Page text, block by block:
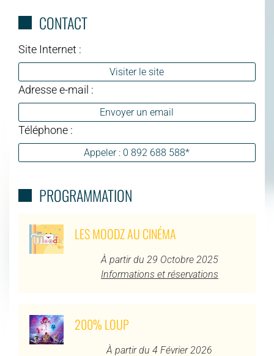
CONTACT
Site Internet :
Visiter le site
Adresse e-mail :
Envoyer un email
Téléphone :
Appeler : 0 892 688 588*
PROGRAMMATION
LES MOODZ AU CINÉMA
À partir du 29 Octobre 2025
Informations et réservations
200% LOUP
À partir du 4 Février 2026